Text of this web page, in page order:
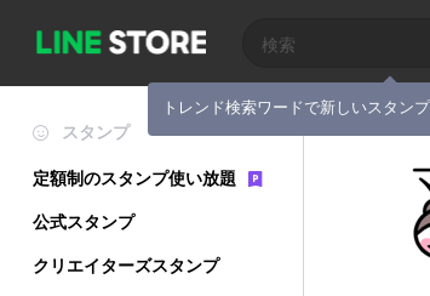
トレンド検索ワードで新しいスタン
スタンプ
定額制のスタンプ使い放題
公式スタンプ
クリエイターズスタンプ